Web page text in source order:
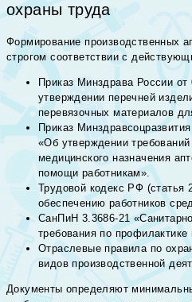
охраны труда
Формирование производственных
строгом соответствии с
Приказ Минздрава России
утверждении перечней
перевязочных материалов
Приказ
«Об утверждении
медицинского назначения
помощи работникам».
Трудовой кодекс РФ (статья
обеспечению работников
СанПиН 3.3686-21
требования по
Отраслевые правила по
видов производственной
Документы определяют